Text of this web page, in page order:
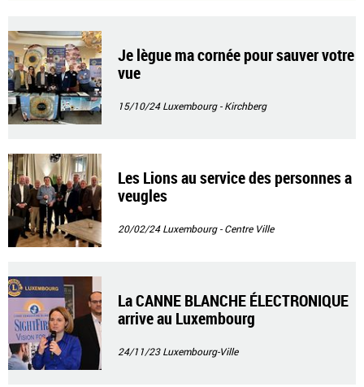
Je lègue ma cornée pour sauver votre
vue
15/10/24Luxembourg - Kirchberg
Les Lions au service des personnes a
veugles
20/02/24Luxembourg - Centre Ville
La CANNE BLANCHE ÉLECTRONIQUE
arrive au Luxembourg
24/11/23Luxembourg-Ville